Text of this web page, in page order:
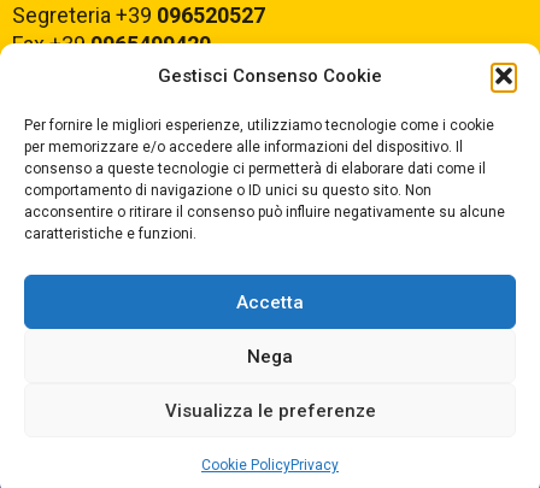
Gestisci Consenso Cookie
Per fornire le migliori esperienze, utilizziamo tecnologie come i cookie
per memorizzare e/o accedere alle informazioni del dispositivo. Il
consenso a queste tecnologie ci permetterà di elaborare dati come il
comportamento di navigazione o ID unici su questo sito. Non
acconsentire o ritirare il consenso può influire negativamente su alcune
caratteristiche e funzioni.
Accetta
Nega
Visualizza le preferenze
Cookie PolicyPrivacy
Segreteria +39 096520527
Fax +390965499420
E-mail: rcvc010005@istruzione.it
PEC:rcvc010005@pec.istruzione.it
ORARIO DI APERTURA
Dal lunedì al Venerdì
dalle ore 07,00 alle ore 18,30
Copyright © 2025 Convitto Nazionale di Stato
Obiettivi di Accessibilità